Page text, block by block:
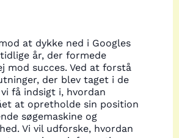
at dykke ned i Googles
år, der formede
mod succes. Ved at forstå
der blev taget i de
få indsigt i, hvordan
at opretholde sin position
søgemaskine og
Vi vil udforske, hvordan